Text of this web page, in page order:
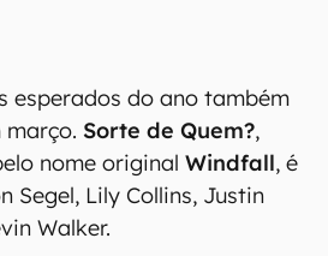
esperados do ano também
Sorte de Quem?,
nome original Windfall, é
Segel, Lily Collins, Justin
Walker.